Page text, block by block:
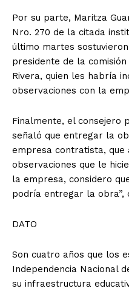
Por su parte, Maritza
Nro. 270 de la citada
último martes
presidente de la
Rivera, quien les habría
observaciones con la
Finalmente, el consejero
señaló que entregar la
empresa contratista, que
observaciones que le
la empresa, considero
podría entregar la obra”,
DATO
Son cuatro años que los
Independencia Nacional
su infraestructura